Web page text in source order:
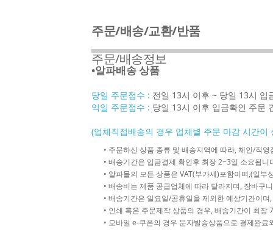
주문/배송/교환/반품
주문/배송정보
•알파배송 상품
당일 주문접수 : 전일 13시 이후 ~ 당일 13시 입
익일 주문접수 : 당일 13시 이후 입금확인 주문
(업체직접배송의 경우 업체별 주문 마감 시간이
• 주문하신 상품 종류 및 배송지역에 따라, 체인/직
• 배송기간은 입금결제 확인후 최장 2~3일 소요됩
• 알파몰의 모든 상품은 VAT(부가세)포함이며,(일
• 배송비는 제품 공급업체에 따라 달라지며, 장바구
• 배송기간은 일요일/공휴일을 제외한 예상기간이
• 인쇄 혹은 주문제작 상품의 경우, 배송기간이 최장
• 모바일 e-쿠폰의 경우 문자발송상품으로 결제완